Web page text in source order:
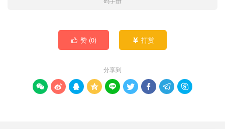
 赞 (0)  打赏
分享到
        